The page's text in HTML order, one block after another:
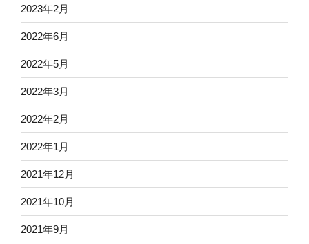
2023年2月
2022年6月
2022年5月
2022年3月
2022年2月
2022年1月
2021年12月
2021年10月
2021年9月